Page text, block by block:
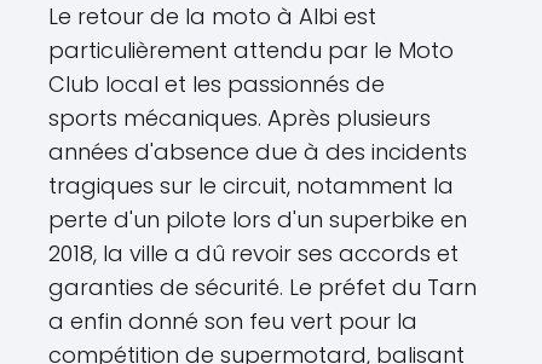
Le retour de la moto à Albi est
particulièrement attendu par le Moto
Club local et les passionnés de
sports mécaniques. Après plusieurs
années d'absence due à des incidents
tragiques sur le circuit, notamment la
perte d'un pilote lors d'un superbike en
2018, la ville a dû revoir ses accords et
garanties de sécurité. Le préfet du Tarn
a enfin donné son feu vert pour la
compétition de supermotard, balisant